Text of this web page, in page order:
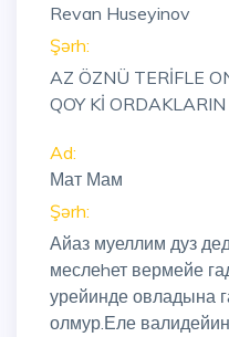
Revan Huseyinov
Şərh:
AZ ÖZNÜ TERİFLE
QOY Kİ
Ad:
Мат Мам
Şərh:
Айаз муеллим дуз
меслеhет вермейе
урейинде овладына
олмур.Еле